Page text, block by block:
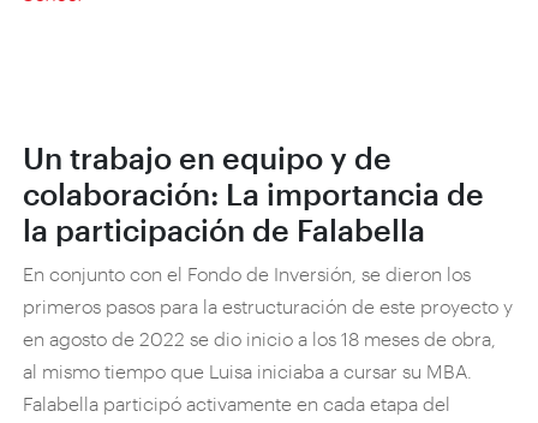
Un trabajo en equipo y de
colaboración: La importancia de
la participación de Falabella
En conjunto con el Fondo de Inversión, se dieron los
primeros pasos para la estructuración de este proyecto y
en agosto de 2022 se dio inicio a los 18 meses de obra,
al mismo tiempo que Luisa iniciaba a cursar su MBA.
Falabella participó activamente en cada etapa del